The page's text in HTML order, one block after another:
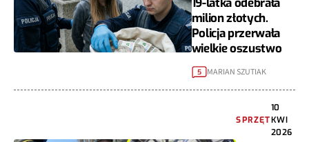
milion złotych.
Policja przerwała
wielkie oszustwo
5 MARIAN SZUTIAK
SPRZĘT
10
KWI
2026